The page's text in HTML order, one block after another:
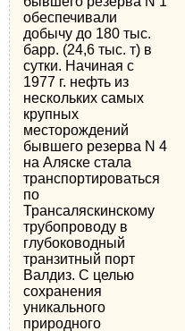
обеспечивали
добычу до 180 тыс.
барр. (24,6 тыс. т) в
сутки. Начиная с
1977 г. нефть из
нескольких самых
крупных
месторождений
бывшего резерва N 4
на Аляске стала
транспортироваться
по
Трансаляскинскому
трубопроводу в
глубоководный
транзитный порт
Валдиз. С целью
сохранения
уникального
природного